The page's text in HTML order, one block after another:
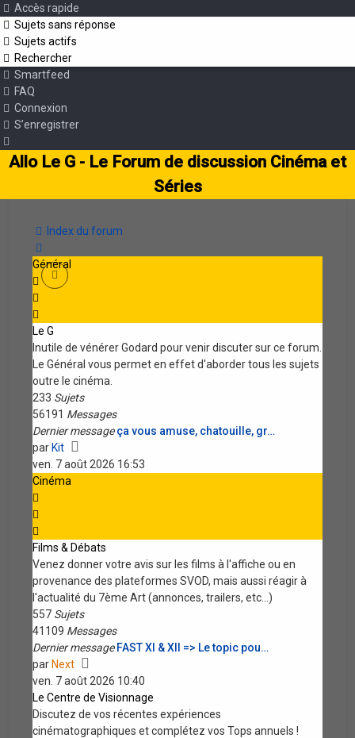
Accès rapide
Sujets sans réponse
Sujets actifs
Rechercher
Smartfeed
FAQ
Connexion
S’enregistrer
Allo Le G - Le Forum de discussion Cinéma et
Séries
Index du forum
Général
Le G
Inutile de vénérer Godard pour venir discuter sur ce forum.
Le Général vous permet en effet d'aborder tous les sujets
outre le cinéma.
233 Sujets
56191 Messages
Dernier message ça vous amuse, chatouille, gr…
par Kit
le
ven. 7 août 2026 16:53
Cinéma
Films & Débats
Venez donner votre avis sur les films à l'affiche ou en
provenance des plateformes SVOD, mais aussi réagir à
l'actualité du 7ème Art (annonces, trailers, etc...)
557 Sujets
41109 Messages
Dernier message FAST XI & XII => Le topic pou…
par Next
le
dernier
message
ven. 7 août 2026 10:40
Le Centre de Visionnage
Discutez de vos récentes expériences
cinématographiques et complétez vos Tops annuels !